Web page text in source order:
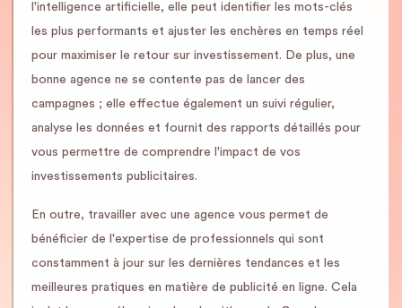
l'intelligence artificielle, elle peut identifier les mots-clés
les plus performants et ajuster les enchères en temps réel
pour maximiser le retour sur investissement. De plus, une
bonne agence ne se contente pas de lancer des
campagnes ; elle effectue également un suivi régulier,
analyse les données et fournit des rapports détaillés pour
vous permettre de comprendre l'impact de vos
investissements publicitaires.
En outre, travailler avec une agence vous permet de
bénéficier de l'expertise de professionnels qui sont
constamment à jour sur les dernières tendances et les
meilleures pratiques en matière de publicité en ligne. Cela